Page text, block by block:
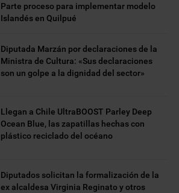
Parte proceso para implementar modelo
Islandés en Quilpué
Diputada Marzán por declaraciones de la
Ministra de Cultura: «Sus declaraciones
son un golpe a la dignidad del sector»
Llegan a Chile UltraBOOST Parley Deep
Ocean Blue, las zapatillas hechas con
plástico reciclado del océano
Diputados solicitan la formalización de la
ex alcaldesa Virginia Reginato y otros